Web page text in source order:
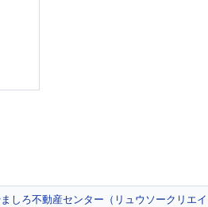
しろ不動産センター（リュウソークリエイ